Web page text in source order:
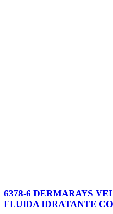
6378-6 DERMARAYS
FLUIDA IDRATANTE